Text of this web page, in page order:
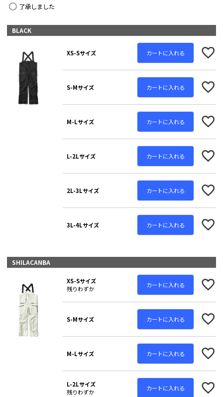
(
須
)
了承しました
BLACK
XS-Sサイズ カートに入れる
S-Mサイズ カートに入れる
M-Lサイズ カートに入れる
L-2Lサイズ カートに入れる
2L-3Lサイズ カートに入れる
3L-4Lサイズ カートに入れる
SHILACANBA
XS-Sサイズ
残りわずか
カートに入れる
S-Mサイズ カートに入れる
M-Lサイズ カートに入れる
L-2Lサイズ
残りわずか
カートに入れる